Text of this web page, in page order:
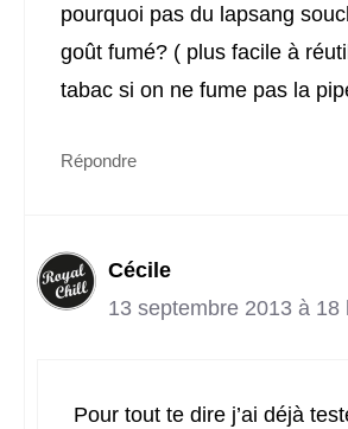
pourquoi pas du lapsang
goût fumé? ( plus facile à
tabac si on ne fume pas la
Répondre
Cécile
13 septembre 2013 à 18
Pour tout te dire j’ai déjà